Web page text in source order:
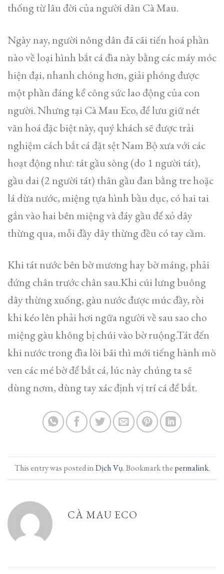
thống từ lâu đời của người dân Cà Mau.
Ngày nay, người nông dân đã cãi tiến hoá phần
nào về loại hình bắt cá đìa này bằng các máy móc
hiện đại, nhanh chóng hơn, giải phóng được
một phần đáng kể công sức lao động của con
người. Nhưng tại Cà Mau Eco, để lưu giữ nét
văn hoá đặc biệt này, quý khách sẽ được trải
nghiệm cách bắt cá đặt sệt Nam Bộ xưa với các
hoạt động như: tát gầu sòng (do 1 người tát),
gầu dai (2 người tát) thân gầu đan bằng tre hoặc
lá dừa nước, miệng tựa hình bầu dục, có hai tai
gắn vào hai bên miệng và đáy gầu để xỏ dây
thừng qua, mỗi đầy dây thừng đều có tay cầm.
Khi tát nước bên bờ mương hay bờ máng, phải
đứng chân trước chân sau.Khi cúi lưng buông
dây thừng xuống, gàu nước được múc đầy, rồi
khi kéo lên phải hơi ngữa người về sau sao cho
miệng gàu không bị chúi vào bờ ruộng.Tát đến
khi nước trong đìa lòi bãi thì mới tiếng hành mò
ven các mé bờ để bắt cá, lúc này chúng ta sẽ
dùng nơm, dùng tay xác định vị trí cá để bắt.
This entry was posted inDịch Vụ. Bookmark the permalink.
CÀ MAU ECO